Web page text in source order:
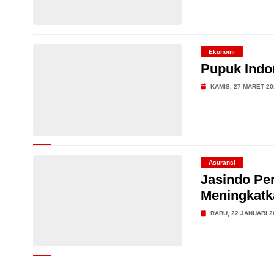
Ekonomi
Pupuk
KAMIS, 27 MARET
Asuransi
Jasindo
RABU, 22 JANUARI